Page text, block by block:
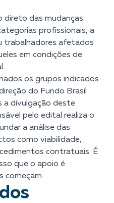
direto das mudanças
profissionais, a
trabalhadores afetados
em condições de
os grupos indicados
do Fundo Brasil
a divulgação deste
pelo edital realiza o
a análise das
como viabilidade,
contratuais. É
que o apoio é
começam.